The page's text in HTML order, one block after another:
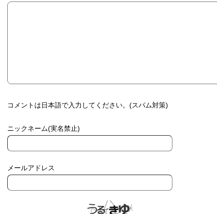
コメントは日本語で入力してください。(スパム対策)
ニックネーム(実名禁止)
メールアドレス